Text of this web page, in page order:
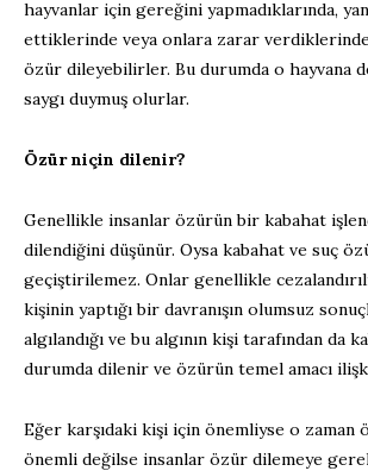
hayvanlar için gereğini yapmadıklarında,
ettiklerinde veya onlara zarar
özür dileyebilirler. Bu durumda o hayvana
saygı duymuş olurlar.
Özür niçin dilenir?
Genellikle insanlar özürün bir kabahat
dilendiğini düşünür. Oysa kabahat ve suç
geçiştirilemez. Onlar genellikle
kişinin yaptığı bir davranışın olumsuz
algılandığı ve bu algının kişi tarafından da
durumda dilenir ve özürün temel amacı
Eğer karşıdaki kişi için önemliyse o zaman
önemli değilse insanlar özür dilemeye